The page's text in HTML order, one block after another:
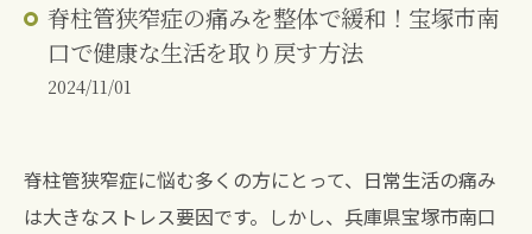
脊柱管狭窄症の痛みを整体で緩和！宝塚市南
口で健康な生活を取り戻す方法
2024/11/01
脊柱管狭窄症に悩む多くの方にとって、日常生活の痛み
は大きなストレス要因です。しかし、兵庫県宝塚市南口